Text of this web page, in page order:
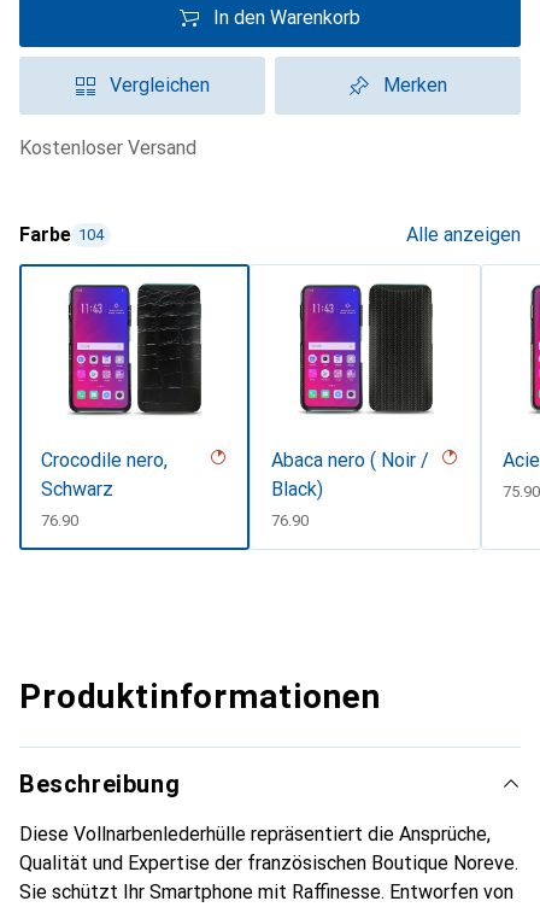
In den Warenkorb
Vergleichen Merken
kostenloser Versand
Farbe 104 Alle anzeigen
Crocodile nero,
Schwarz
CHF
76.90
Abaca nero ( Noir /
Black)
CHF
76.90
CHF
75.90
Produktinformationen
Beschreibung
Diese Vollnarbenlederhülle repräsentiert die Ansprüche,
Qualität und Expertise der französischen Boutique Noreve.
Sie schützt Ihr Smartphone mit Raffinesse. Entworfen von